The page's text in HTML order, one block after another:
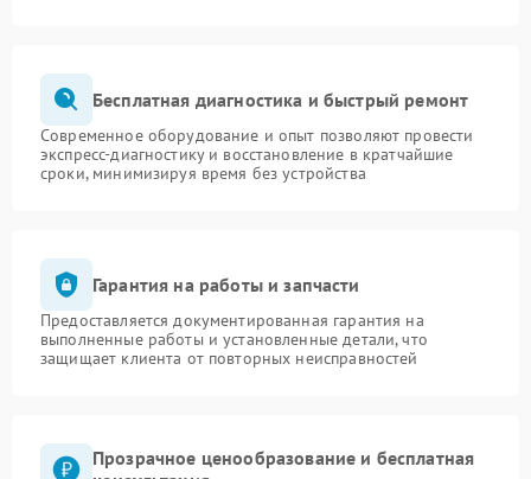
Бесплатная диагностика и быстрый ремонт
Современное оборудование и опыт позволяют провести
экспресс-диагностику и восстановление в кратчайшие
сроки, минимизируя время без устройства
Гарантия на работы и запчасти
Предоставляется документированная гарантия на
выполненные работы и установленные детали, что
защищает клиента от повторных неисправностей
Прозрачное ценообразование и бесплатная